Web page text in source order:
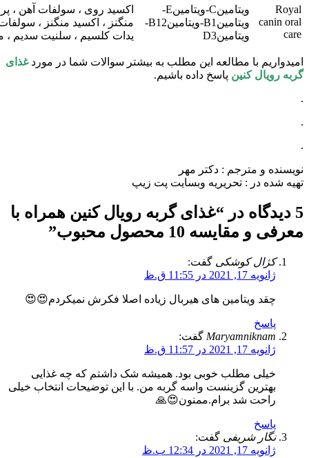
Royal
canin oral
care
ویتامینC-ویتامینE-
ویتامینB1-ویتامینB12-
ویتامینD3
اکسید روی ، سولفات آهن ،
منگنز ، اکسید منگنز ،
یدات کلسیم ، سلنیت سدیم
امیدواریم با مطالعه این مطلب به بیشتر سوالات شما در موردغذای
گربه رویال کنین پاسخ داده باشیم.
.
.
.
نویسنده و مترجم : دکتر مهر
تهیه شده در : تحریریه وبسایت پت زیپ
5 دیدگاه در “
غذای گربه رویال کنین همراه با
معرفی و مقایسه 10 محصول محبوب
”
کژال کوشکی گفت:
ژانویه 17, 2021 در 11:55 ق.ظ
چقد ویتامین های هیربال زیاده اصلا فکرش نمیکردم😍😍
پاسخ
Maryamniknam گفت:
ژانویه 17, 2021 در 11:57 ق.ظ
خیلی مطلب خوبی بود. همیشه شک داشتم که چه غذایی
بهترین گزینست واسه گربه من. با این توضیحات انتخاب خیلی
راحت شد برام.ممنون😍🙏
پاسخ
نگار شریفی گفت:
ژانویه 17, 2021 در 12:34 ب.ظ